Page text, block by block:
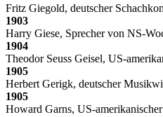
Fritz Giegold, deutscher
1903
Harry Giese, Sprecher von NS-
1904
Theodor Seuss Geisel, US-
1905
Herbert Gerigk, deutscher
1905
Howard Garns, US-